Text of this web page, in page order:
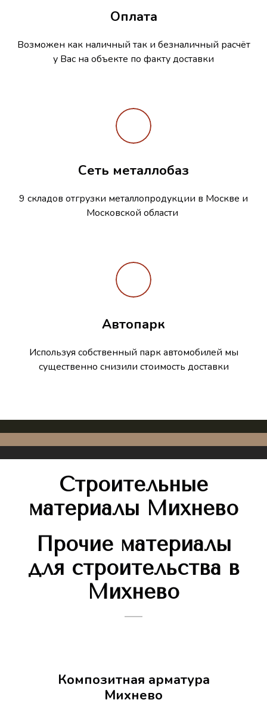
Оплата
Возможен как наличный так и безналичный расчёт
у Вас на объекте по факту доставки
Сеть металлобаз
9 складов отгрузки металлопродукции в Москве и
Московской области
Автопарк
Используя собственный парк автомобилей мы
существенно снизили стоимость доставки
Строительные
материалы Михнево
Прочие материалы
для строительства в
Михнево
Композитная арматура
Михнево